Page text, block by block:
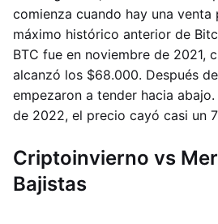
comienza cuando hay una venta
máximo histórico anterior de
BTC fue en noviembre de 2021,
alcanzó los $68.000. Después
empezaron a tender hacia
de 2022, el precio cayó casi un
Criptoinvierno vs
Bajistas